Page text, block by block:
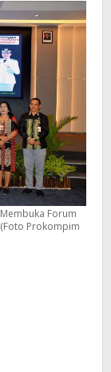
Forum
(Foto Prokompim